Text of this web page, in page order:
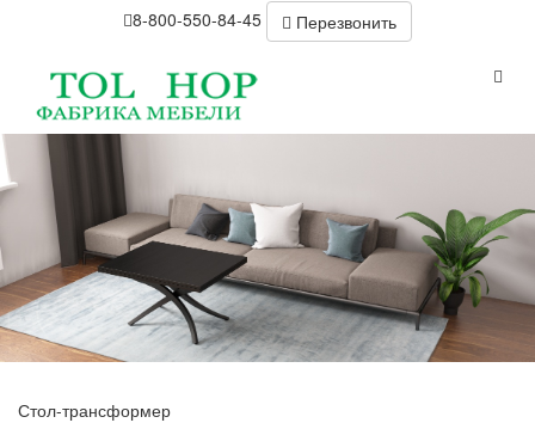
8-800-550-84-45 Перезвонить
Стол-трансформер